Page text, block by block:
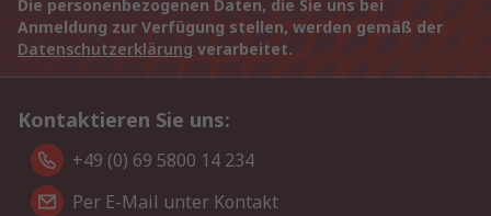
Die personenbezogenen Daten, die Sie uns bei
Anmeldung zur Verfügung stellen, werden gemäß der
Datenschutzerklärung verarbeitet.
Kontaktieren Sie uns:
+49 (0) 69 5800 14 234
Per E-Mail unter Kontakt